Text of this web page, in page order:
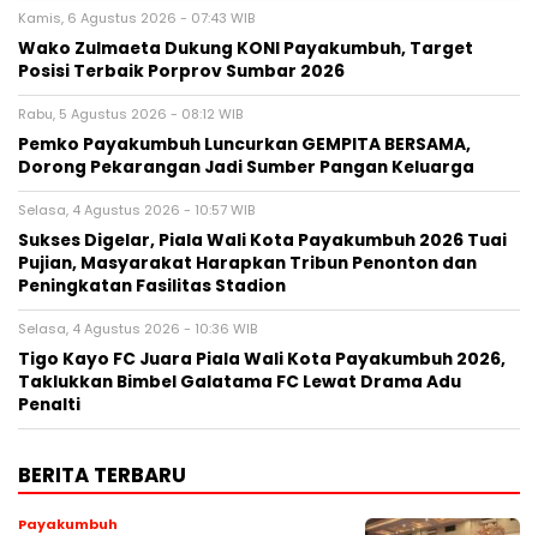
Kamis, 6 Agustus 2026 - 07:43 WIB
Wako Zulmaeta Dukung KONI Payakumbuh, Target
Posisi Terbaik Porprov Sumbar 2026
Rabu, 5 Agustus 2026 - 08:12 WIB
Pemko Payakumbuh Luncurkan GEMPITA BERSAMA,
Dorong Pekarangan Jadi Sumber Pangan Keluarga
Selasa, 4 Agustus 2026 - 10:57 WIB
Sukses Digelar, Piala Wali Kota Payakumbuh 2026 Tuai
Pujian, Masyarakat Harapkan Tribun Penonton dan
Peningkatan Fasilitas Stadion
Selasa, 4 Agustus 2026 - 10:36 WIB
Tigo Kayo FC Juara Piala Wali Kota Payakumbuh 2026,
Taklukkan Bimbel Galatama FC Lewat Drama Adu
Penalti
BERITA TERBARU
Payakumbuh